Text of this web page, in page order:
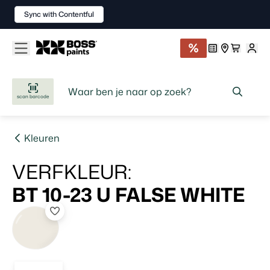
scan barcode
Kleuren
VERFKLEUR:
BT 10-23 U FALSE WHITE
Sync with Contentful